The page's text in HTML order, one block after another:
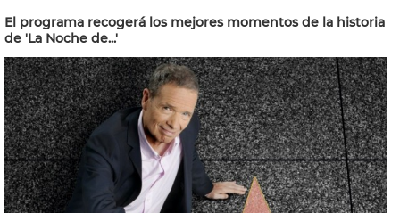
El programa recogerá los mejores momentos de la historia
de 'La Noche de...'